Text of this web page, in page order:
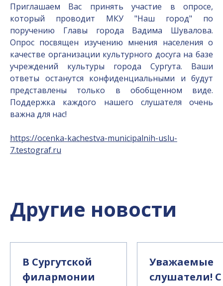
Приглашаем Вас принять участие в опросе,
который проводит МКУ "Наш город" по
поручению Главы города Вадима Шувалова.
Опрос посвящен изучению мнения населения о
качестве организации культурного досуга на базе
учреждений культуры города Сургута. Ваши
ответы останутся конфиденциальными и будут
представлены только в обобщенном виде.
Поддержка каждого нашего слушателя очень
важна для нас!
https://ocenka-kachestva-municipalnih-uslu-
7.testograf.ru
Другие новости
В Сургутской
филармонии
Уважаемые
слушатели! С